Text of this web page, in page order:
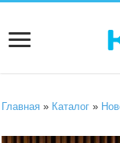
Главная » Каталог »